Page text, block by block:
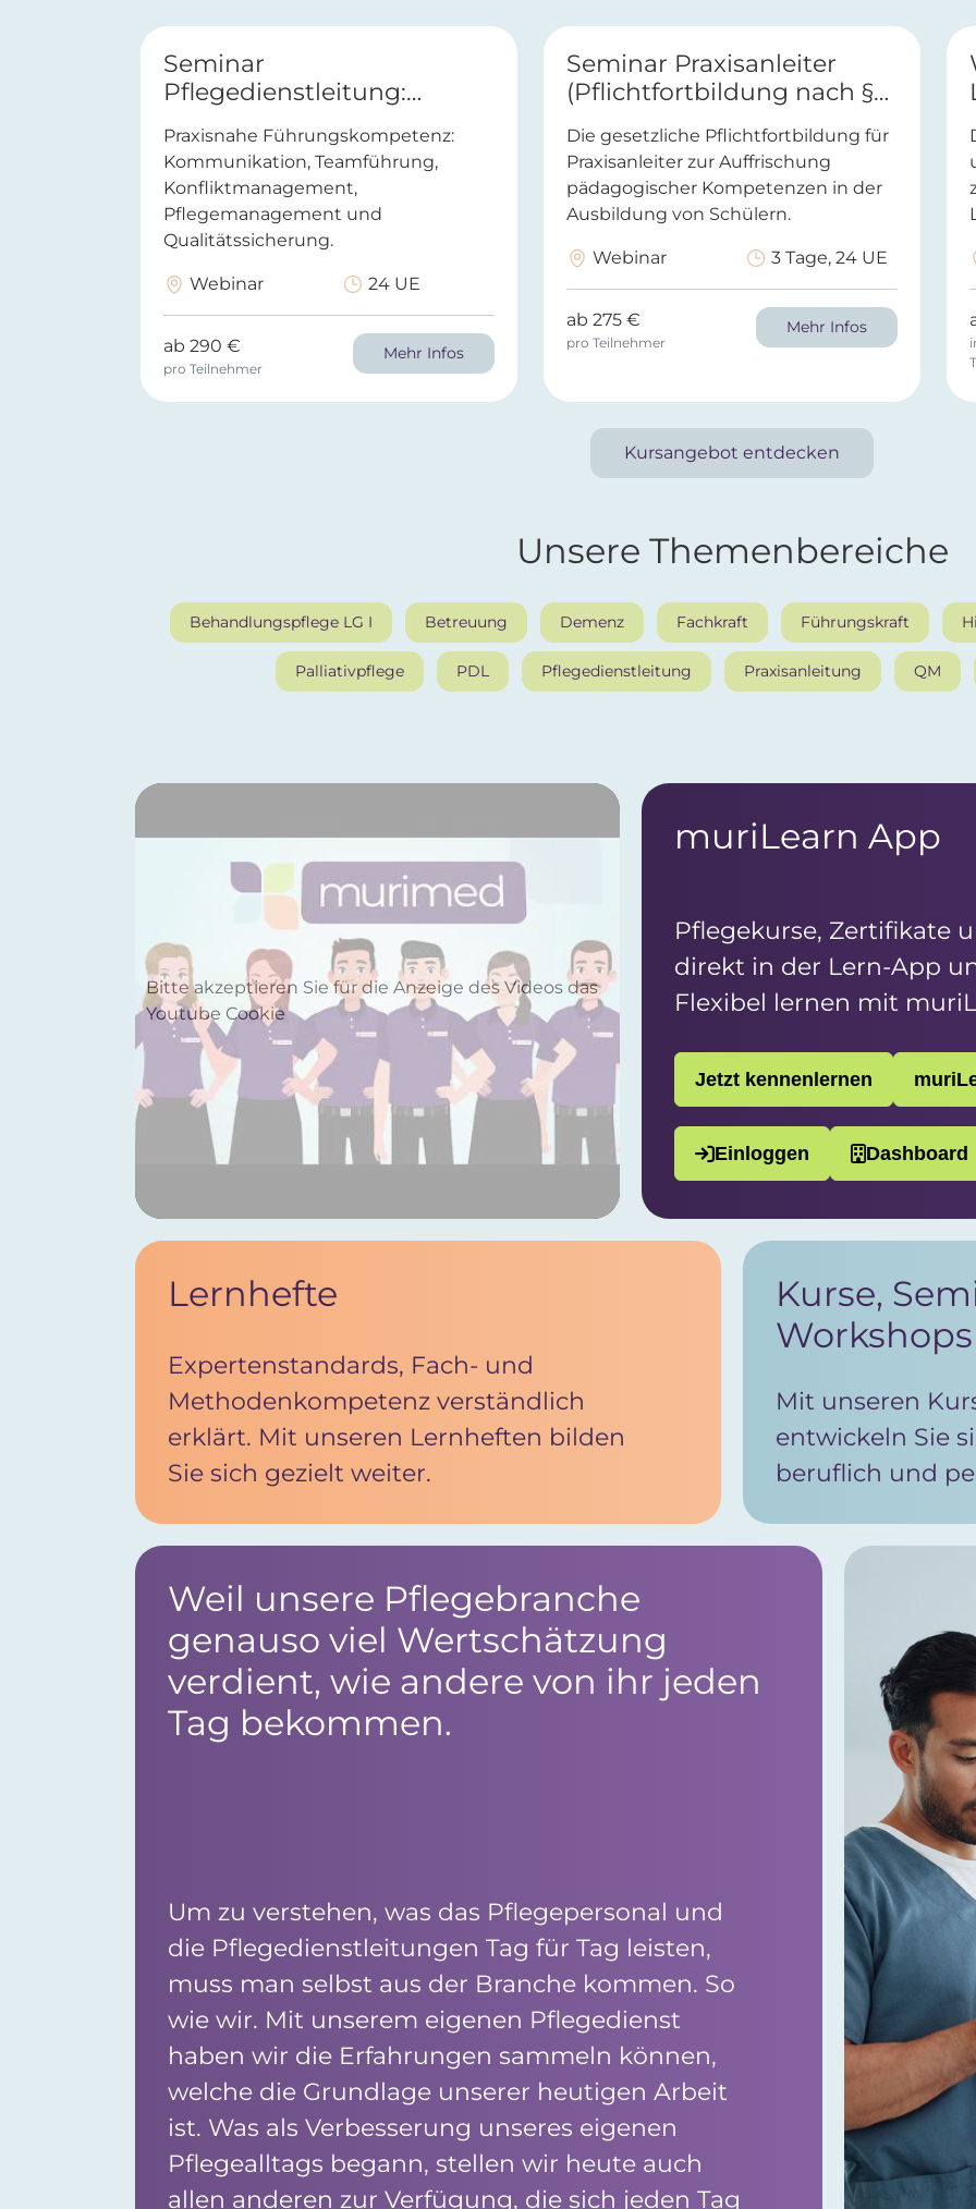
Seminar
Pflegedienstleitung:
der Pflege
Praxisnahe Führungskompetenz:
Kommunikation, Teamführung,
Konfliktmanagement,
Pflegemanagement und
Qualitätssicherung.
Webinar 24 UE
ab 290 €
pro Teilnehmer
Mehr Infos
Seminar Praxisanleiter
(Pflichtfortbildung nach §4
Die gesetzliche Pflichtfortbildung für
Praxisanleiter zur Auffrischung
pädagogischer Kompetenzen in der
Ausbildung von Schülern.
Webinar 3 Tage, 24 UE
ab 275 €
pro Teilnehmer
Mehr Infos
Kursangebot entdecken
Unsere Themenbereiche
Behandlungspflege LG I Betreuung Demenz Fachkraft Führungskraft
Palliativpflege PDL Pflegedienstleitung Praxisanleitung QM
Bitte akzeptieren Sie für die Anzeige des Videos das
Youtube Cookie
muriLearn App
Pflegekurse, Zertifikate
direkt in der Lern-App
Flexibel lernen mit
Jetzt kennenlernen
Einloggen Dashboard
Lernhefte
Expertenstandards, Fach- und
Methodenkompetenz verständlich
erklärt. Mit unseren Lernheften bilden
Sie sich gezielt weiter.
Kurse,
Workshops
Mit unseren
entwickeln Sie
beruflich und
Weil unsere Pflegebranche
genauso viel Wertschätzung
verdient, wie andere von ihr jeden
Tag bekommen.
Um zu verstehen, was das Pflegepersonal und
die Pflegedienstleitungen Tag für Tag leisten,
muss man selbst aus der Branche kommen. So
wie wir. Mit unserem eigenen Pflegedienst
haben wir die Erfahrungen sammeln können,
welche die Grundlage unserer heutigen Arbeit
ist. Was als Verbesserung unseres eigenen
Pflegealltags begann, stellen wir heute auch
allen anderen zur Verfügung, die sich jeden Tag